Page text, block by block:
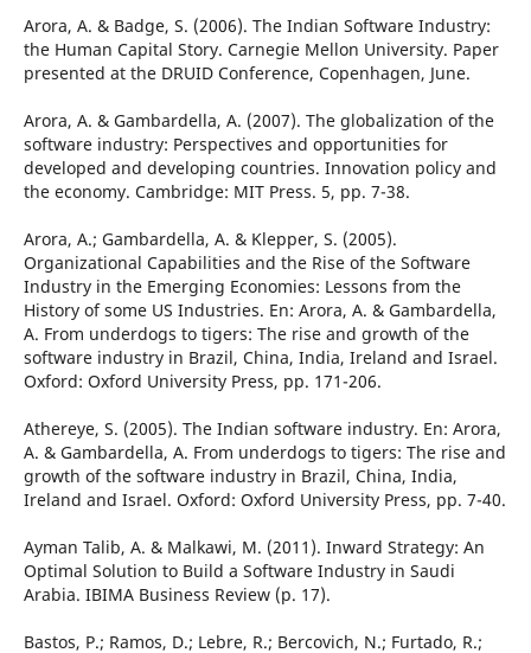
Arora, A. & Badge, S. (2006). The Indian Software Industry:
the Human Capital Story. Carnegie Mellon University. Paper
presented at the DRUID Conference, Copenhagen, June.
Arora, A. & Gambardella, A. (2007). The globalization of the
software industry: Perspectives and opportunities for
developed and developing countries. Innovation policy and
the economy. Cambridge: MIT Press. 5, pp. 7-38.
Arora, A.; Gambardella, A. & Klepper, S. (2005).
Organizational Capabilities and the Rise of the Software
Industry in the Emerging Economies: Lessons from the
History of some US Industries. En: Arora, A. & Gambardella,
A. From underdogs to tigers: The rise and growth of the
software industry in Brazil, China, India, Ireland and Israel.
Oxford: Oxford University Press, pp. 171-206.
Athereye, S. (2005). The Indian software industry. En: Arora,
A. & Gambardella, A. From underdogs to tigers: The rise and
growth of the software industry in Brazil, China, India,
Ireland and Israel. Oxford: Oxford University Press, pp. 7-40.
Ayman Talib, A. & Malkawi, M. (2011). Inward Strategy: An
Optimal Solution to Build a Software Industry in Saudi
Arabia. IBIMA Business Review (p. 17).
Bastos, P.; Ramos, D.; Lebre, R.; Bercovich, N.; Furtado, R.;